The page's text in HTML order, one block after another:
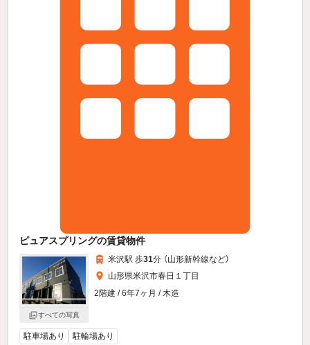
ピュアスプリングの賃貸物件
すべての写真
米沢駅 歩31分 （山形新幹線など）
山形県米沢市春日１丁目
2階建 / 6年7ヶ月 / 木造
駐車場あり 駐輪場あり